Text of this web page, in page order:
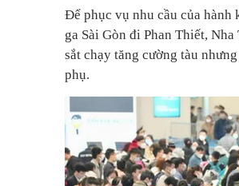
Để phục vụ nhu cầu của hành
ga Sài Gòn đi Phan Thiết,
sắt chạy tăng cường tàu
phụ.